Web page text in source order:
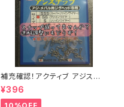
補充確認！アクティブ アジスナッ
プ (22個入り) 各サイズ
¥396